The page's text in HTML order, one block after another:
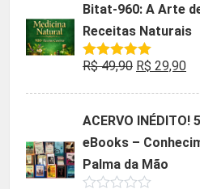
era:
R$ 85,90.
é:
R$
Bitat-960: A Arte
Receitas Naturais
Avaliação
R$49,90 O
era:
R$ 49,90.
R$ 29,90O
é:
ACERVO
eBooks –
Palma da Mão